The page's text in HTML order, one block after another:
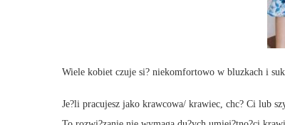
Wiele kobiet czuje si? niekomfortowo w bluzkach i
Je?li pracujesz jako krawcowa/ krawiec, chc? Ci lub